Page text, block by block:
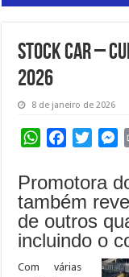
STOCK CAR
2026
8 de janeiro de 2026
WhatsAppFacebook
Promotora
também
de outros
incluindo o
Com várias